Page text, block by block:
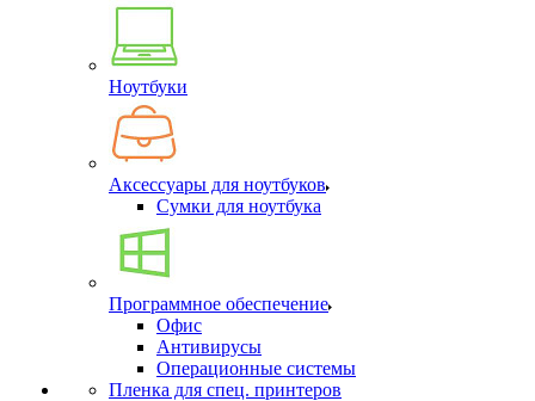
Ноутбуки
Аксессуары для ноутбуков
Сумки для ноутбука
Программное обеспечение
Офис
Антивирусы
Операционные системы
Пленка для спец. принтеров